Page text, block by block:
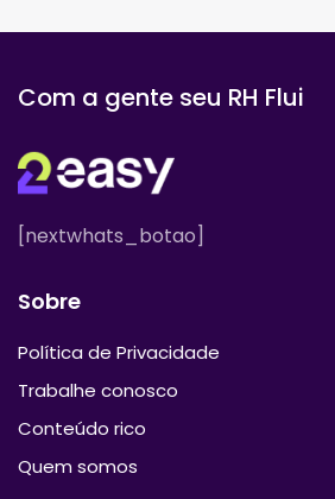
Com a gente seu RH Flui
[nextwhats_botao]
Sobre
Política de Privacidade
Trabalhe conosco
Conteúdo rico
Quem somos